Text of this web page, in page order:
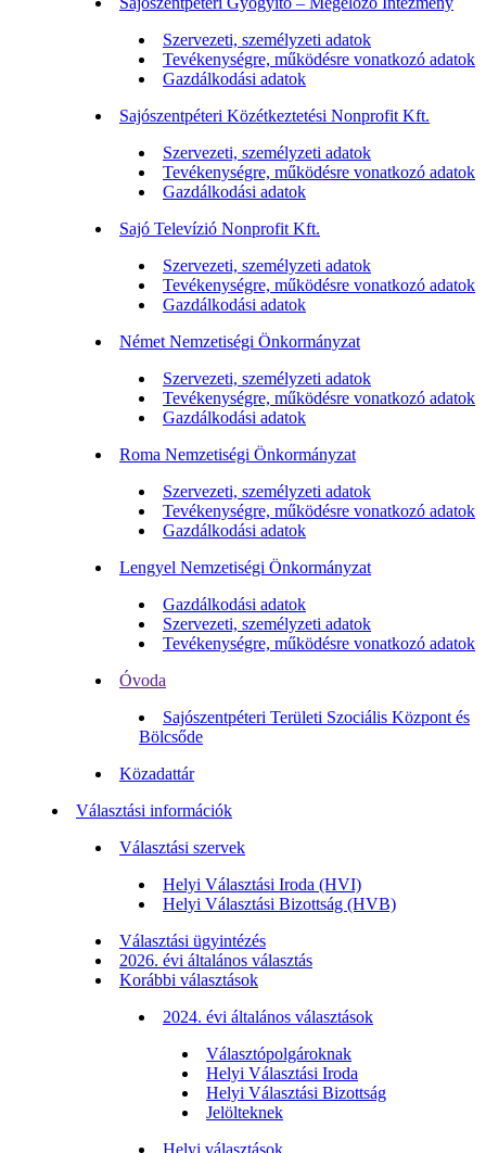
Szervezeti, személyzeti adatok
Tevékenységre, működésre vonatkozó adatok
Gazdálkodási adatok
Sajószentpéteri Közétkeztetési Nonprofit Kft.
Szervezeti, személyzeti adatok
Tevékenységre, működésre vonatkozó adatok
Gazdálkodási adatok
Sajó Televízió Nonprofit Kft.
Szervezeti, személyzeti adatok
Tevékenységre, működésre vonatkozó adatok
Gazdálkodási adatok
Német Nemzetiségi Önkormányzat
Szervezeti, személyzeti adatok
Tevékenységre, működésre vonatkozó adatok
Gazdálkodási adatok
Roma Nemzetiségi Önkormányzat
Szervezeti, személyzeti adatok
Tevékenységre, működésre vonatkozó adatok
Gazdálkodási adatok
Lengyel Nemzetiségi Önkormányzat
Gazdálkodási adatok
Szervezeti, személyzeti adatok
Tevékenységre, működésre vonatkozó adatok
Óvoda
Sajószentpéteri Területi Szociális Központ és
Bölcsőde
Közadattár
Választási információk
Választási szervek
Helyi Választási Iroda (HVI)
Helyi Választási Bizottság (HVB)
Választási ügyintézés
2026. évi általános választás
Korábbi választások
2024. évi általános választások
Választópolgároknak
Helyi Választási Iroda
Helyi Választási Bizottság
Jelölteknek
Helyi választások